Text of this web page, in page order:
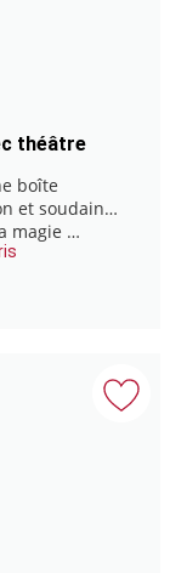
théâtre
boîte
et soudain…
magie …